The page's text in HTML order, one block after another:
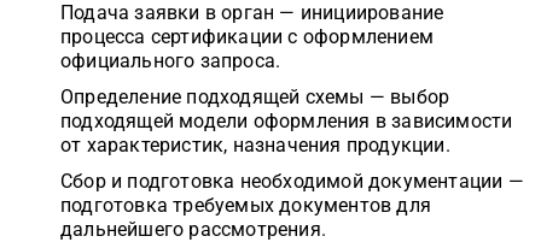
Подача заявки в орган — инициирование
процесса сертификации с оформлением
официального запроса.
Определение подходящей схемы — выбор
подходящей модели оформления в зависимости
от характеристик, назначения продукции.
Сбор и подготовка необходимой документации —
подготовка требуемых документов для
дальнейшего рассмотрения.